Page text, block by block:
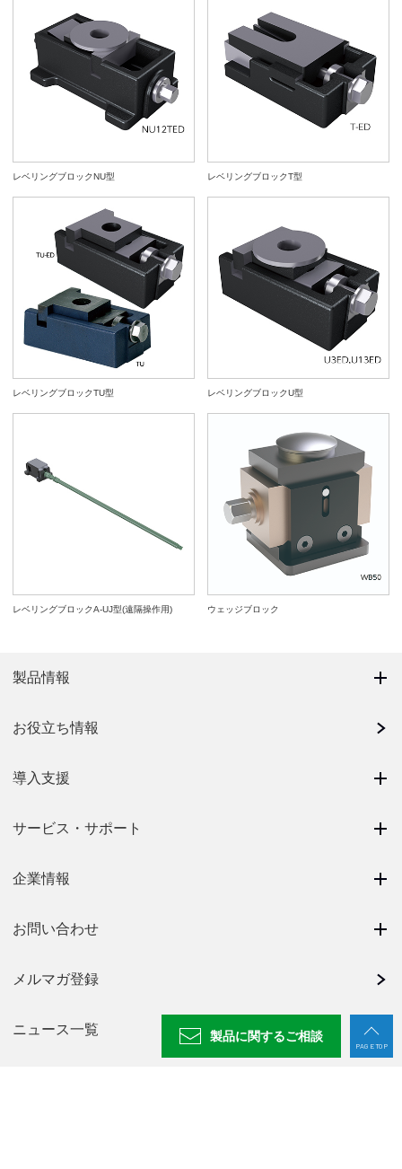
レベリングブロックNU型 レベリングブロックT型
レベリングブロックTU型 レベリングブロックU型
レベリングブロックA-UJ型(遠隔操作用) ウェッジブロック
製品に関するご相談
PAGE TOP
製品情報
お役立ち情報
導入支援
サービス・サポート
企業情報
お問い合わせ
メルマガ登録
ニュース一覧